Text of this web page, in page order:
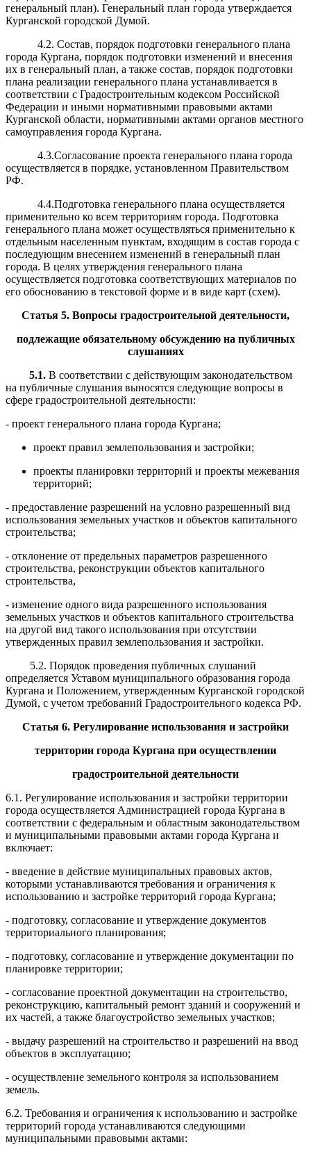
генеральный план). Генеральный план города утверждается
Курганской городской Думой.
4.2. Состав, порядок подготовки генерального плана
города Кургана, порядок подготовки изменений и внесения
их в генеральный план, а также состав, порядок подготовки
плана реализации генерального плана устанавливается в
соответствии с Градостроительным кодексом Российской
Федерации и иными нормативными правовыми актами
Курганской области, нормативными актами органов местного
самоуправления города Кургана.
4.3.Согласование проекта генерального плана города
осуществляется в порядке, установленном Правительством
РФ.
4.4.Подготовка генерального плана осуществляется
применительно ко всем территориям города. Подготовка
генерального плана может осуществляться применительно к
отдельным населенным пунктам, входящим в состав города с
последующим внесением изменений в генеральный план
города. В целях утверждения генерального плана
осуществляется подготовка соответствующих материалов по
его обоснованию в текстовой форме и в виде карт (схем).
Статья 5. Вопросы градостроительной деятельности,
подлежащие обязательному обсуждению на публичных
слушаниях
5.1. В соответствии с действующим законодательством
на публичные слушания выносятся следующие вопросы в
сфере градостроительной деятельности:
- проект генерального плана города Кургана;
проект правил землепользования и застройки;
проекты планировки территорий и проекты межевания
территорий;
- предоставление разрешений на условно разрешенный вид
использования земельных участков и объектов капитального
строительства;
- отклонение от предельных параметров разрешенного
строительства, реконструкции объектов капитального
строительства,
- изменение одного вида разрешенного использования
земельных участков и объектов капитального строительства
на другой вид такого использования при отсутствии
утвержденных правил землепользования и застройки.
5.2. Порядок проведения публичных слушаний
определяется Уставом муниципального образования города
Кургана и Положением, утвержденным Курганской городской
Думой, с учетом требований Градостроительного кодекса РФ.
Статья 6. Регулирование использования и застройки
территории города Кургана при осуществлении
градостроительной деятельности
6.1. Регулирование использования и застройки территории
города осуществляется Администрацией города Кургана в
соответствии с федеральным и областным законодательством
и муниципальными правовыми актами города Кургана и
включает:
- введение в действие муниципальных правовых актов,
которыми устанавливаются требования и ограничения к
использованию и застройке территорий города Кургана;
- подготовку, согласование и утверждение документов
территориального планирования;
- подготовку, согласование и утверждение документации по
планировке территории;
- согласование проектной документации на строительство,
реконструкцию, капитальный ремонт зданий и сооружений и
их частей, а также благоустройство земельных участков;
- выдачу разрешений на строительство и разрешений на ввод
объектов в эксплуатацию;
- осуществление земельного контроля за использованием
земель.
6.2. Требования и ограничения к использованию и застройке
территорий города устанавливаются следующими
муниципальными правовыми актами: